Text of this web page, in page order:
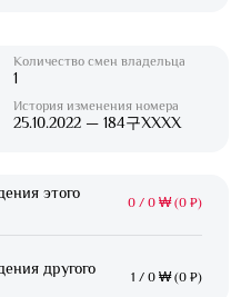
Количество смен владельца
1
История изменения номера
25.10.2022 — 184구XXXX
этого
0 / 0 ₩ (0 ₽)
другого
1 / 0 ₩ (0 ₽)